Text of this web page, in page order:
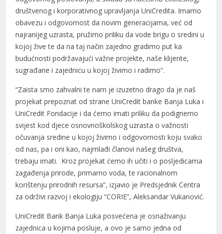
društvenog i korporativnog upravljanja UniCredita. Imamo
obavezu i odgovornost da novim generacijama, već od
najranijeg uzrasta, pružimo priliku da vode brigu o sredini u
kojoj žive te da na taj način zajedno gradimo put ka
budućnosti podržavajući važne projekte, naše klijente,
sugrađane i zajednicu u kojoj živimo i radimo”.
“Zaista smo zahvalni te nam je izuzetno drago da je naš
projekat prepoznat od strane UniCredit banke Banja Luka i
UniCredit Fondacije i da ćemo imati priliku da podignemo
svijest kod djece osnovnoškolskog uzrasta o važnosti
očuvanja sredine u kojoj živimo i odgovornosti koju svako
od nas, pa i oni kao, najmlađi članovi našeg društva,
trebaju imati. Kroz projekat ćemo ih učiti i o posljedicama
zagađenja prirode, primarno voda, te racionalnom
korištenju prirodnih resursa”, izjavio je Predsjednik Centra
za održivi razvoj i ekologiju “CORIE”, Aleksandar Vukanović.
UniCredit Bank Banja Luka posvećena je osnaživanju
zajednica u kojima posluje, a ovo je samo jedna od